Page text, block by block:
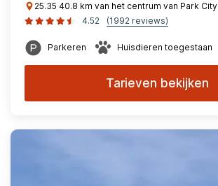
25.35 40.8 km van het centrum van Park City
4.52
(1992 reviews)
Parkeren Huisdieren toegestaan
Tarieven bekijken